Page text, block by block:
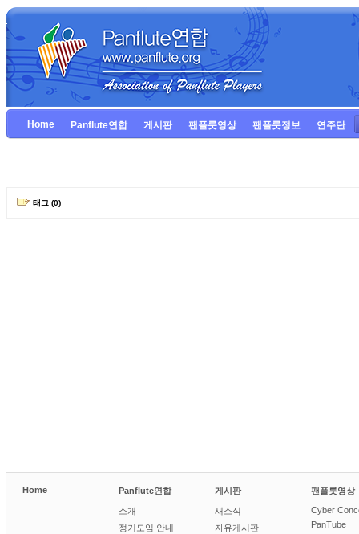
Home Panflute연합 게시판 팬플룻영상 팬플룻정보 연주단
태그 (0)
Home Panflute연합
소개
정기모임 안내
게시판
새소식
자유게시판
팬플룻영상
Cyber
PanTube